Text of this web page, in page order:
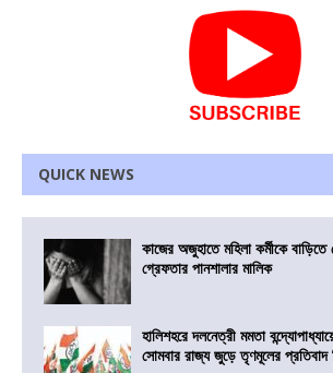
QUICK NEWS
কাজের অজুহাতে মহিলা কর্মীকে
গ্রেফতার পানশালার মালিক
হালিশহরে দলনেত্রী মমতা
সোমবার রাজ্য জুড়ে তৃণমূলের প্রতিবাদ